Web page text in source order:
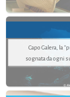
Capo Galera, la
sognata da ogni